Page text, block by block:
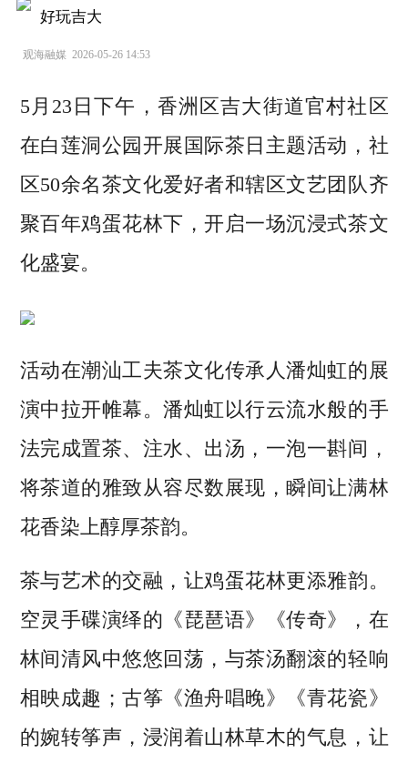
好玩吉大
观海融媒 2026-05-26 14:53
5月23日下午，香洲区吉大街道官村社区
在白莲洞公园开展国际茶日主题活动，社
区50余名茶文化爱好者和辖区文艺团队齐
聚百年鸡蛋花林下，开启一场沉浸式茶文
化盛宴。
活动在潮汕工夫茶文化传承人潘灿虹的展
演中拉开帷幕。潘灿虹以行云流水般的手
法完成置茶、注水、出汤，一泡一斟间，
将茶道的雅致从容尽数展现，瞬间让满林
花香染上醇厚茶韵。
茶与艺术的交融，让鸡蛋花林更添雅韵。
空灵手碟演绎的《琵琶语》《传奇》，在
林间清风中悠悠回荡，与茶汤翻滚的轻响
相映成趣；古筝《渔舟唱晚》《青花瓷》
的婉转筝声，浸润着山林草木的气息，让